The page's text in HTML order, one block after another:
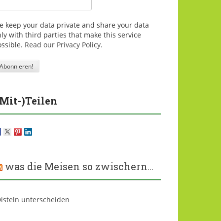
keep your data private and share your data
with third parties that make this service
Read our Privacy Policy.
)Teilen
was die Meisen so zwischern…
unterscheiden